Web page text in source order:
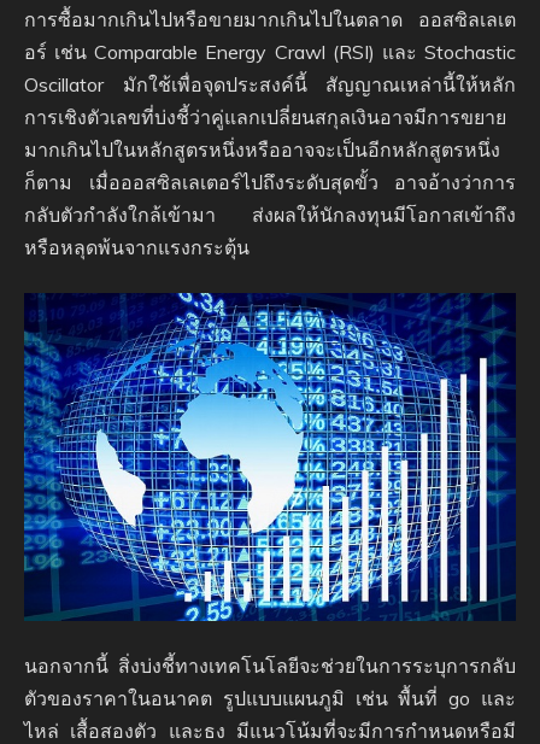
การซื้อมากเกินไปหรือขายมากเกินไปในตลาด ออสซิลเลเต
อร์ เช่น Comparable Energy Crawl (RSI) และ Stochastic
Oscillator มักใช้เพื่อจุดประสงค์นี้ สัญญาณเหล่านี้ให้หลัก
การเชิงตัวเลขที่บ่งชี้ว่าคู่แลกเปลี่ยนสกุลเงินอาจมีการขยาย
มากเกินไปในหลักสูตรหนึ่งหรืออาจจะเป็นอีกหลักสูตรหนึ่ง
ก็ตาม เมื่อออสซิลเลเตอร์ไปถึงระดับสุดขั้ว อาจอ้างว่าการ
กลับตัวกำลังใกล้เข้ามา ส่งผลให้นักลงทุนมีโอกาสเข้าถึง
หรือหลุดพ้นจากแรงกระตุ้น
นอกจากนี้ สิ่งบ่งชี้ทางเทคโนโลยีจะช่วยในการระบุการกลับ
ตัวของราคาในอนาคต รูปแบบแผนภูมิ เช่น พื้นที่ go และ
ไหล่ เสื้อสองตัว และธง มีแนวโน้มที่จะมีการกำหนดหรือมี